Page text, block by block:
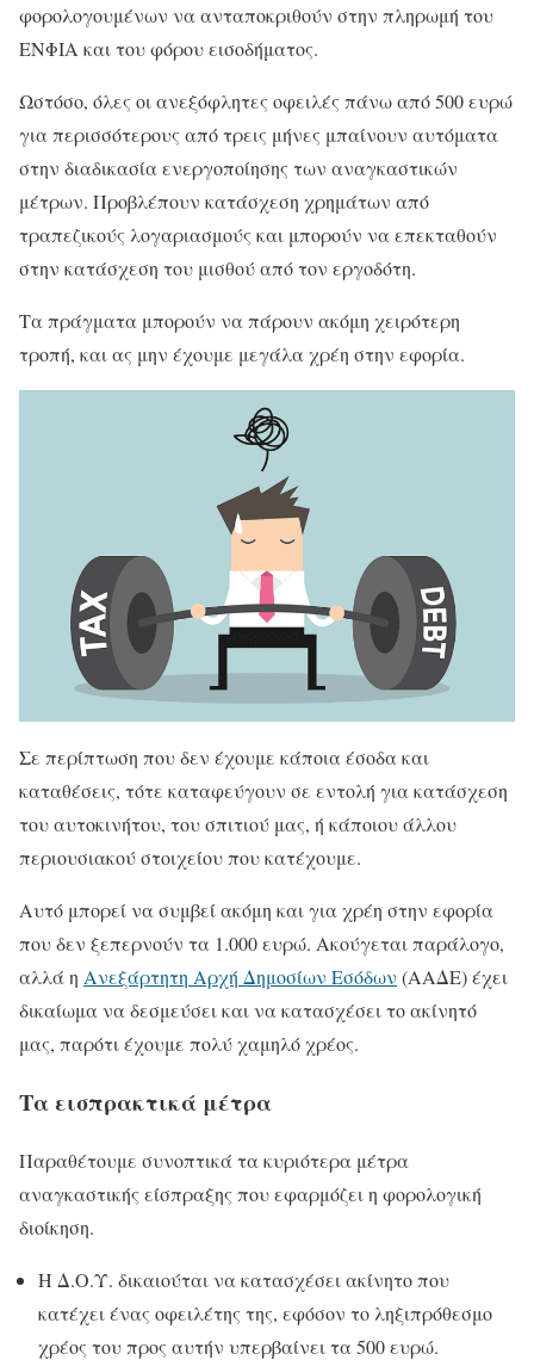
φορολογουμένων να ανταποκριθούν στην πληρωμή του
ΕΝΦΙΑ και του φόρου εισοδήματος.
Ωστόσο, όλες οι ανεξόφλητες οφειλές πάνω από 500 ευρώ
για περισσότερους από τρεις μήνες μπαίνουν αυτόματα
στην διαδικασία ενεργοποίησης των αναγκαστικών
μέτρων. Προβλέπουν κατάσχεση χρημάτων από
τραπεζικούς λογαριασμούς και μπορούν να επεκταθούν
στην κατάσχεση του μισθού από τον εργοδότη.
Τα πράγματα μπορούν να πάρουν ακόμη χειρότερη
τροπή, και ας μην έχουμε μεγάλα χρέη στην εφορία.
Σε περίπτωση που δεν έχουμε κάποια έσοδα και
καταθέσεις, τότε καταφεύγουν σε εντολή για κατάσχεση
του αυτοκινήτου, του σπιτιού μας, ή κάποιου άλλου
περιουσιακού στοιχείου που κατέχουμε.
Αυτό μπορεί να συμβεί ακόμη και για χρέη στην εφορία
που δεν ξεπερνούν τα 1.000 ευρώ. Ακούγεται παράλογο,
αλλά η Ανεξάρτητη Αρχή Δημοσίων Εσόδων (ΑΑΔΕ) έχει
δικαίωμα να δεσμεύσει και να κατασχέσει το ακίνητό
μας, παρότι έχουμε πολύ χαμηλό χρέος.
Τα εισπρακτικά μέτρα
Παραθέτουμε συνοπτικά τα κυριότερα μέτρα
αναγκαστικής είσπραξης που εφαρμόζει η φορολογική
διοίκηση.
Η Δ.Ο.Υ. δικαιούται να κατασχέσει ακίνητο που
κατέχει ένας οφειλέτης της, εφόσον το ληξιπρόθεσμο
χρέος του προς αυτήν υπερβαίνει τα 500 ευρώ.